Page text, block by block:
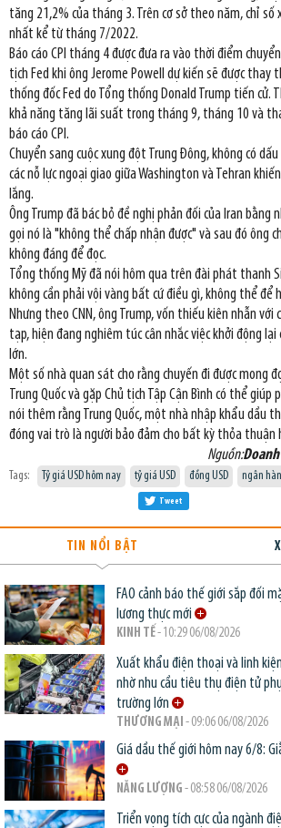
tăng 21,2% của tháng 3. Trên cơ sở theo năm, chỉ số
nhất kể từ tháng 7/2022.
Báo cáo CPI tháng 4 được đưa ra vào thời điểm
tịch Fed khi ông Jerome Powell dự kiến sẽ được thay
thống đốc Fed do Tổng thống Donald Trump tiến cử.
khả năng tăng lãi suất trong tháng 9, tháng 10 và
báo cáo CPI.
Chuyển sang cuộc xung đột Trung Đông, không có
các nỗ lực ngoại giao giữa Washington và Tehran
lắng.
Ông Trump đã bác bỏ đề nghị phản đối của Iran bằng
gọi nó là "không thể chấp nhận được" và sau đó ông
không đáng để đọc.
Tổng thống Mỹ đã nói hôm qua trên đài phát thanh
không cần phải vội vàng bất cứ điều gì, không thể để
Nhưng theo CNN, ông Trump, vốn thiếu kiên nhẫn với
tạp, hiện đang nghiêm túc cân nhắc việc khởi động
lớn.
Một số nhà quan sát cho rằng chuyến đi được mong
Trung Quốc và gặp Chủ tịch Tập Cận Bình có thể giúp
nói thêm rằng Trung Quốc, một nhà nhập khẩu dầu
đóng vai trò là người bảo đảm cho bất kỳ thỏa thuận
Nguồn:
Tags: Tỷ giá USD hôm nay tỷ giá USD đồng USD ngân
Tweet
TIN NỔI BẬT
FAO cảnh báo thế giới sắp đối
lương thực mới
KINH TẾ- 10:29 06/08/2026
Xuất khẩu điện thoại và linh
nhờ nhu cầu tiêu thụ điện tử
trường lớn
THƯƠNG MẠI - 09:06 06/08/2026
Giá dầu thế giới hôm nay 6/8:
NĂNG LƯỢNG - 08:58 06/08/2026
Triển vọng tích cực của ngành